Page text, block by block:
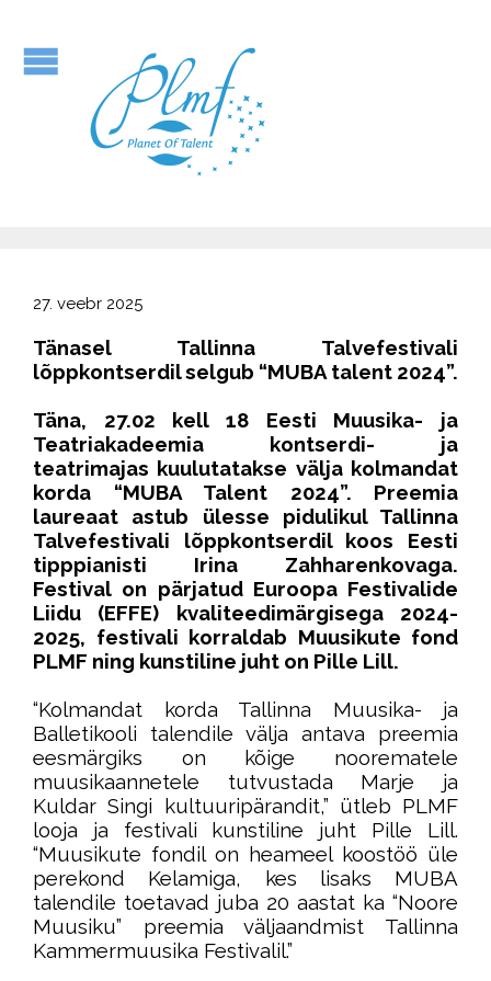
27. veebr 2025
Tänasel Tallinna Talvefestivali
lõppkontserdil selgub “MUBA talent 2024”.
Täna, 27.02 kell 18 Eesti Muusika- ja
Teatriakadeemia kontserdi- ja
teatrimajas kuulutatakse välja kolmandat
korda “MUBA Talent 2024”. Preemia
laureaat astub ülesse pidulikul Tallinna
Talvefestivali lõppkontserdil koos Eesti
tipppianisti Irina Zahharenkovaga.
Festival on pärjatud Euroopa Festivalide
Liidu (EFFE) kvaliteedimärgisega 2024-
2025, festivali korraldab Muusikute fond
PLMF ning kunstiline juht on Pille Lill.
“Kolmandat korda Tallinna Muusika- ja
Balletikooli talendile välja antava preemia
eesmärgiks on kõige noorematele
muusikaannetele tutvustada Marje ja
Kuldar Singi kultuuripärandit,” ütleb PLMF
looja ja festivali kunstiline juht Pille Lill.
“Muusikute fondil on heameel koostöö üle
perekond Kelamiga, kes lisaks MUBA
talendile toetavad juba 20 aastat ka “Noore
Muusiku” preemia väljaandmist Tallinna
Kammermuusika Festivalil.”